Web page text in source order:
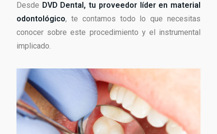
Desde DVD Dental, tu proveedor líder en material
odontológico, te contamos todo lo que necesitas
conocer sobre este procedimiento y el instrumental
implicado.